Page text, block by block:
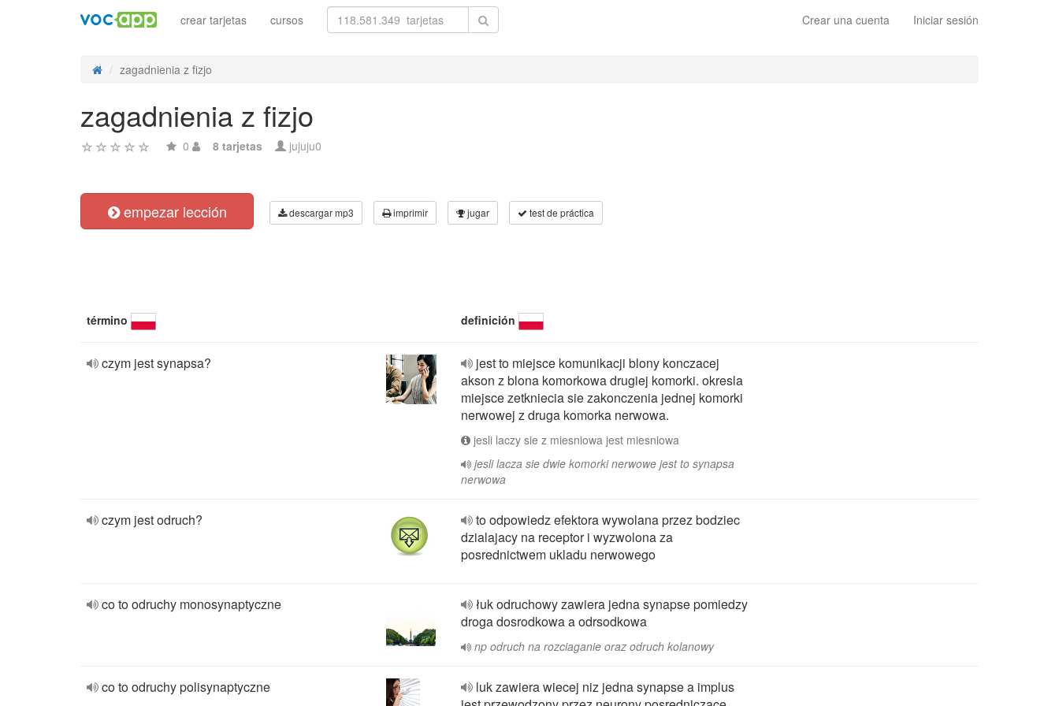
Crear una cuenta Iniciar sesión
crear tarjetas cursos
zagadnienia z fizjo
zagadnienia z fizjo
0 8 tarjetas jujuju0
empezar lección descargar mp3 imprimir jugar test de práctica
término definición
czym jest synapsa?
jest to miejsce komunikacji blony konczacej
akson z blona komorkowa drugiej komorki. okresla
miejsce zetkniecia sie zakonczenia jednej komorki
nerwowej z druga komorka nerwowa.
jesli laczy sie z miesniowa jest miesniowa
jesli lacza sie dwie komorki nerwowe jest to synapsa
nerwowa
czym jest odruch?
to odpowiedz efektora wywolana przez bodziec
dzialajacy na receptor i wyzwolona za
posrednictwem ukladu nerwowego
co to odruchy monosynaptyczne
łuk odruchowy zawiera jedna synapse pomiedzy
droga dosrodkowa a odrsodkowa
np odruch na rozciaganie oraz odruch kolanowy
co to odruchy polisynaptyczne
luk zawiera wiecej niz jedna synapse a implus